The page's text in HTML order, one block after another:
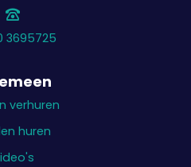
3695725
verhuren
huren